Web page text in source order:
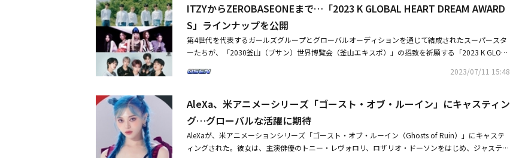
ーツチームG2と撮影した映像が、G2の公式YouTubeチャンネルに掲載された。映像には、彼女が自
身の楽曲「Revolution」のパフォーマンス映像をG2のメンバーたちに見せた後、ダンスを教える姿
が収められている。このように、世界を股にかけて活躍しているAleXaは来年、アメリカでアルバム
を発売し、北米ツアーを行う計画だ。
ッケンジー・ ブルック（McKenzi Brooke）と世界的なダンサーリーフ・ハリソン（Rief Harrison）
も立つ。「Arthur Ashe Kids' Day」は、「全米オープン」週間に開かれる世界的なテニスイベント
だ。このイベントは史上最高のテニスプレーヤーの一人であるアーサー・アッシュの人生を記念して
毎年開催され、アリアナ・グランデ（Ariana Grande）、ジャスティン・ビーバー（Justin Biebe
r）、リアーナ（Rihanna）、ショーン・メンデス（Shawn Mendes）、NE-YO（ニーヨ）など有名歌
手たちのショーケースが開かれた。世界の人々から注目される舞台に立つようになったAleXaは、最
グ（MLB）ロサンゼルス・ドジャースの試合と今年1月の米プロバスケットボール（NBA）ロサンゼ
ルス・クリッパーズの試合でハーフタイム舞台に登場したことに続き、世界的なテニス大会のイベン
トステージにまで登場し、海外で活躍を続ける。AleXaはBTS（防弾少年団）とMONSTA Xのアメリカ
のマネジメントを担当したEshy Gazit代表が率いる音楽レーベルIntertwine Musicとアメリカでマネ
ITZYからZEROBASEONEまで…「2023 K GLOBAL HEART DREAM AWARD
S」ラインナップを公開
第4世代を代表するガールズグループとグローバルオーディションを通じて結成されたスーパースタ
ーたちが、「2030釜山（プサン）世界博覧会（釜山エキスポ）」の招致を祈願する「2023 K GLOBA
11日、ITZY、ZEROBASEONE、AleXa、Hi-Fi Un!cornなどが含まれた出演ラインナップを発表した。
orning」「LOCO」「SNEAKERS」など、発売した楽曲のほとんどをヒットさせ、K-POP第4世代を代
表するガールズグループとして挙げられている。グローバル市場でも存在感を見せつけている。4th
ミニアルバム「GUESS WHO」で米・ビルボードメインチャートである「ビルボード200」に初登場
した後、5thミニアルバム「CHECKMATE」で同チャート8位を獲得して自己記録を更新した。昨年8
月から今年4月までは、世界16地域20回規模の初のワールドツアーを開催し、全世界のファンに会っ
2023/07/11 15:48
AleXa、米アニメーシリーズ「ゴースト・オブ・ルーイン」にキャスティン
グ…グローバルな活躍に期待
AleXaが、米アニメーションシリーズ「ゴースト・オブ・ルーイン（Ghosts of Ruin）」にキャステ
ィングされた。彼女は、主演俳優のトニー・レヴォロリ、ロザリオ・ドーソンをはじめ、ジャスティ